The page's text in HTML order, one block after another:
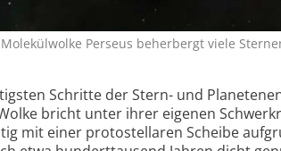
Perseus beherbergt viele
Schritte der Stern- und
bricht unter ihrer eigenen
mit einer proto­stellaren Scheibe